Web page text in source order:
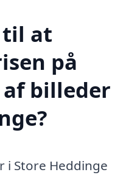
til at
på
billeder
Store Heddinge